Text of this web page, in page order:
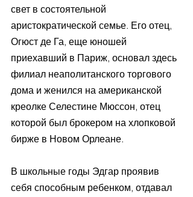
свет в состоятельной
аристократической семье. Его отец,
Огюст де Га, еще юношей
приехавший в Париж, основал здесь
филиал неаполитанского торгового
дома и женился на американской
креолке Селестине Мюссон, отец
которой был брокером на хлопковой
бирже в Новом Орлеане.
В школьные годы Эдгар проявив
себя способным ребенком, отдавал